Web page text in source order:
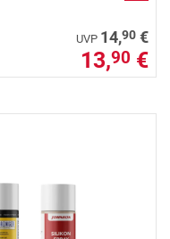
UVP 14,90 €
13,90 €